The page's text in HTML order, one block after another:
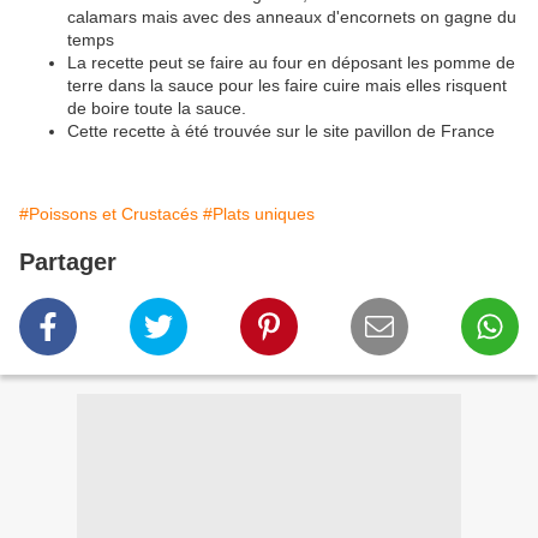
calamars mais avec des anneaux d'encornets on gagne du
temps
La recette peut se faire au four en déposant les pomme de
terre dans la sauce pour les faire cuire mais elles risquent
de boire toute la sauce.
Cette recette à été trouvée sur le site pavillon de France
#Poissons et Crustacés #Plats uniques
Partager